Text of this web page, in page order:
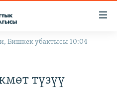
Бишкек убактысы 10:04
түзүү